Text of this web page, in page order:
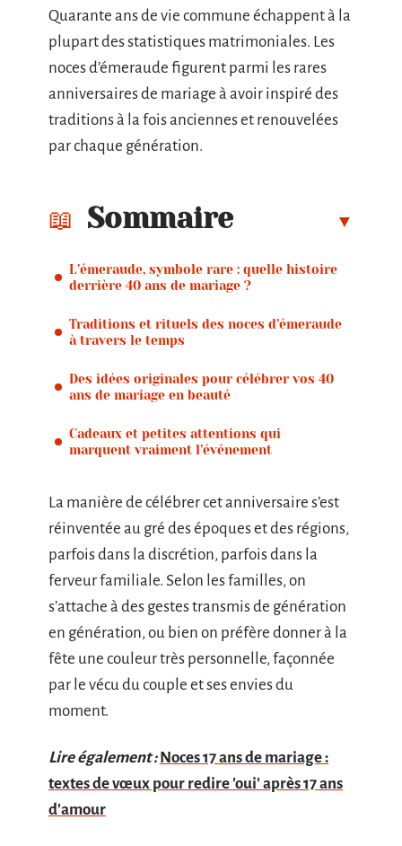
Quarante ans de vie commune échappent à la
plupart des statistiques matrimoniales. Les
noces d’émeraude figurent parmi les rares
anniversaires de mariage à avoir inspiré des
traditions à la fois anciennes et renouvelées
par chaque génération.
Sommaire
L’émeraude, symbole rare : quelle histoire
derrière 40 ans de mariage ?
Traditions et rituels des noces d’émeraude
à travers le temps
Des idées originales pour célébrer vos 40
ans de mariage en beauté
Cadeaux et petites attentions qui
marquent vraiment l’événement
La manière de célébrer cet anniversaire s’est
réinventée au gré des époques et des régions,
parfois dans la discrétion, parfois dans la
ferveur familiale. Selon les familles, on
s’attache à des gestes transmis de génération
en génération, ou bien on préfère donner à la
fête une couleur très personnelle, façonnée
par le vécu du couple et ses envies du
moment.
Lire également : Noces 17 ans de mariage :
textes de vœux pour redire 'oui' après 17 ans
d'amour